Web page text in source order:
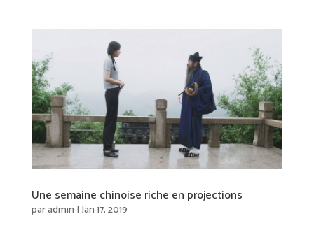
Une semaine chinoise riche en projections
paradmin |Jan 17, 2019